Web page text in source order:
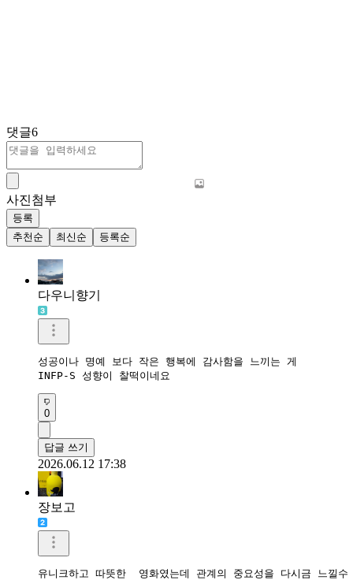
댓글6
사진첨부
등록
추천순
최신순 등록순
다우니향기
성공이나 명예 보다 작은 행복에 감사함을 느끼는 게
INFP-S 성향이 찰떡이네요
0
답글 쓰기
2026.06.12 17:38
장보고
유니크하고 따뜻한  영화였는데 관계의 중요성을 다시금 느낄수